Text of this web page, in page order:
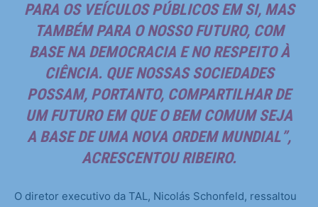
PARA OS VEÍCULOS PÚBLICOS EM SI, MAS
TAMBÉM PARA O NOSSO FUTURO, COM
BASE NA DEMOCRACIA E NO RESPEITO À
CIÊNCIA. QUE NOSSAS SOCIEDADES
POSSAM, PORTANTO, COMPARTILHAR DE
UM FUTURO EM QUE O BEM COMUM SEJA
A BASE DE UMA NOVA ORDEM MUNDIAL”,
ACRESCENTOU RIBEIRO.
O diretor executivo da TAL, Nicolás Schonfeld, ressaltou